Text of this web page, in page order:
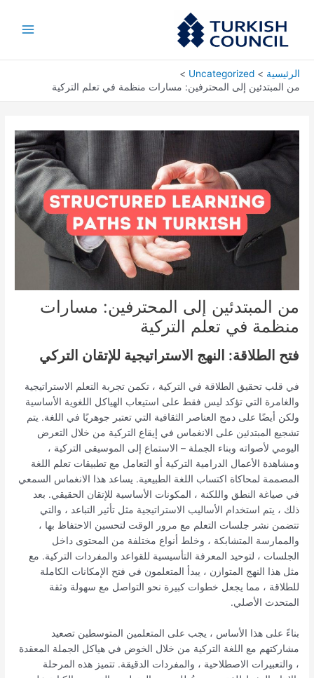
المحتوى
الرئيسية
Uncategorized
من المبتدئين إلى المحترفين: مسارات منظمة في تعلم التركية
من المبتدئين إلى المحترفين: مسارات
منظمة في تعلم التركية
فتح الطلاقة: النهج الاستراتيجية للإتقان التركي
في قلب تحقيق الطلاقة في التركية ، تكمن تجربة التعلم الاستراتيجية
والغامرة التي تؤكد ليس فقط على استيعاب الهياكل اللغوية الأساسية
ولكن أيضًا على دمج العناصر الثقافية التي تعتبر جوهريًا في اللغة. يتم
تشجيع المبتدئين على الانغماس في إيقاع التركية من خلال التعرض
اليومي لأصواته وبناء الجملة – الاستماع إلى الموسيقى التركية ،
ومشاهدة الأعمال الدرامية التركية أو التعامل مع تطبيقات تعلم اللغة
المصممة لمحاكاة اكتساب اللغة الطبيعية. يساعد هذا الانغماس السمعي
في صياغة النطق واللكنة ، المكونات الأساسية للإتقان الحقيقي. بعد
ذلك ، يتم استخدام الأساليب الاستراتيجية مثل تأثير التباعد ، والتي
تتضمن نشر جلسات التعلم مع مرور الوقت لتحسين الاحتفاظ بها ،
والممارسة المتشابكة ، وخلط أنواع مختلفة من المحتوى داخل
الجلسات ، لتوحيد المعرفة التأسيسية للقواعد والمفردات التركية. مع
مثل هذا النهج المتوازن ، يبدأ المتعلمون في فتح الإمكانات الكاملة
للطلاقة ، مما يجعل خطوات كبيرة نحو التواصل مع سهولة وثقة
المتحدث الأصلي.
بناءً على هذا الأساس ، يجب على المتعلمين المتوسطين تصعيد
مشاركتهم مع اللغة التركية من خلال الخوض في هياكل الجملة المعقدة
، والتعبيرات الاصطلاحية ، والمفردات الدقيقة. تتميز هذه المرحلة